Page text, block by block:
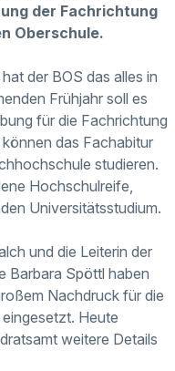
der Fachrichtung
Oberschule.
der BOS das alles in
Frühjahr soll es
für die Fachrichtung
das Fachabitur
studieren.
Hochschulreife,
Universitätsstudium.
und die Leiterin der
Barbara Spöttl haben
Nachdruck für die
Heute
weitere Details